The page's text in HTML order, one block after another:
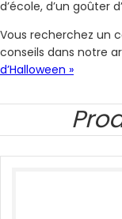
d’école, d’un goûter
Vous recherchez un
conseils dans notre
d’Halloween »